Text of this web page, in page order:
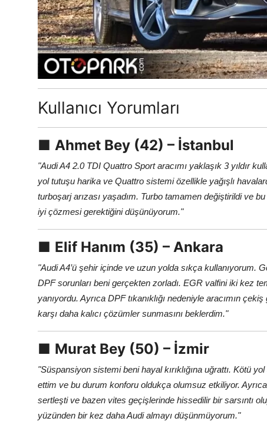
Kullanıcı Yorumları
■ Ahmet Bey (42) – İstanbul
"Audi A4 2.0 TDI Quattro Sport aracımı yaklaşık 3 yıldır
yol tutuşu harika ve Quattro sistemi özellikle yağışlı
turboşarj arızası yaşadım. Turbo tamamen değiştirildi ve
iyi çözmesi gerektiğini düşünüyorum."
■ Elif Hanım (35) – Ankara
"Audi A4’ü şehir içinde ve uzun yolda sıkça
DPF sorunları beni gerçekten zorladı. EGR valfini iki kez
yanıyordu. Ayrıca DPF tıkanıklığı nedeniyle aracımın
karşı daha kalıcı çözümler sunmasını beklerdim."
■ Murat Bey (50) – İzmir
"Süspansiyon sistemi beni hayal kırıklığına uğrattı. Kötü
ettim ve bu durum konforu oldukça olumsuz etkiliyor.
sertleşti ve bazen vites geçişlerinde hissedilir bir sarsıntı
yüzünden bir kez daha Audi almayı düşünmüyorum."